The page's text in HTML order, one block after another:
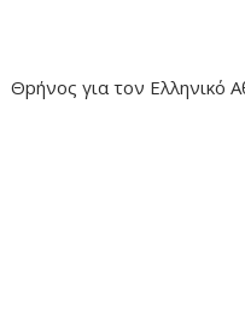
Θpήνος για τον Ελληνικό